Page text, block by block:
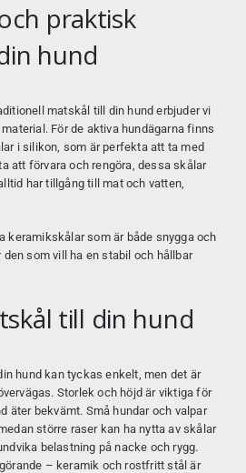
praktisk
hund
matskål till din hund erbjuder vi
För de aktiva hundägarna finns
i silikon, som är perfekta att ta med
att förvara och rengöra, dessa skålar
har tillgång till mat och vatten,
keramikskålar som är både snygga och
som vill ha en stabil och hållbar
till din hund
hund kan tyckas enkelt, men det är
Storlek och höjd är viktiga för
äter bekvämt. Små hundar och valpar
större raser kan ha nytta av skålar
belastning på nacke och rygg.
– keramik och rostfritt stål är